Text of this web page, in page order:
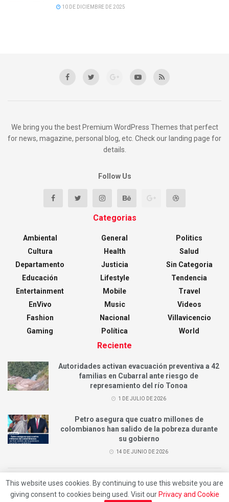
10 DE DICIEMBRE DE 2025
We bring you the best Premium WordPress Themes that perfect
for news, magazine, personal blog, etc. Check our landing page for
details.
Follow Us
Categorias
Ambiental
Cultura
Departamento
Educación
Entertainment
EnVivo
Fashion
Gaming
General
Health
Justicia
Lifestyle
Mobile
Music
Nacional
Política
Politics
Salud
Sin Categoria
Tendencia
Travel
Videos
Villavicencio
World
Reciente
Autoridades activan evacuación preventiva a 42
familias en Cubarral ante riesgo de
represamiento del río Tonoa
1 DE JULIO DE 2026
Petro asegura que cuatro millones de
colombianos han salido de la pobreza durante
su gobierno
14 DE JUNIO DE 2026
© 2023RedVillavo- Premium WordPress news & magazine theme by
This website uses cookies. By continuing to use this website you are
giving consent to cookies being used. Visit our Privacy and Cookie